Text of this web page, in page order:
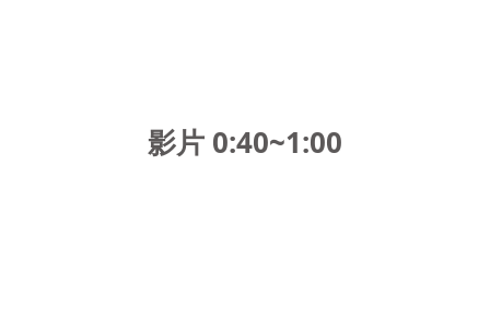
影片 0:40~1:00